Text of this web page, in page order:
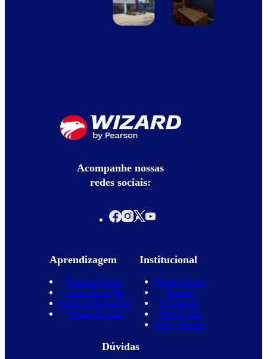
Acompanhe nossas
redes sociais:
Aprendizagem
Nossos Cursos
Curso de Inglês
Curso de Espanhol
Nossas Escolas
Institucional
Quem Somos
Equipe
Novidades
Promoções
Blog Wizard
Dúvidas